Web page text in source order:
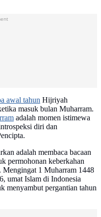
awal tahun Hijriyah
masuk bulan Muharram.
adalah momen istimewa
diri dan
adalah membaca bacaan
permohonan keberkahan
Mengingat 1 Muharram 1448
umat Islam di Indonesia
menyambut pergantian tahun